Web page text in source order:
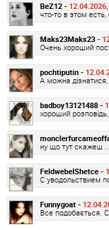
BeZ12 -
что-то в этом
Maks23Maks23 -
Очень хороший
pochtiputin -
А можна
badboy13121488 -
хороший
ну що тут скажеш
FeldwebelShetce -
С уводольствием
Funnygoat -
Все подобається.